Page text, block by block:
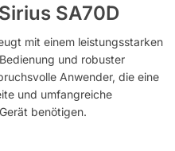
SA70D
mit einem leistungsstarken
und robuster
Anwender, die eine
und umfangreiche
benötigen.